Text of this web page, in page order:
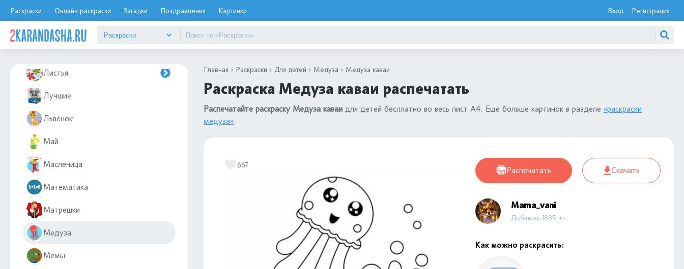
Раскраски Онлайн раскраски Загадки Поздравления Картинки Вход Регистрация
Лето
Листья
Лучшие
Львенок
Май
Масленица
Математика
Матрешки
Медуза
Мемы
Главная Раскраски Для детей Медуза Медуза каваи
Раскраска Медуза каваи распечатать
Распечатайте раскраску Медуза каваи для детей бесплатно во весь лист А4. Еще больше картинок в разделе «раскраски
медуза».
667
Распечатать Скачать
Mama_vani
Добавил: 1835 шт.
Как можно раскрасить: